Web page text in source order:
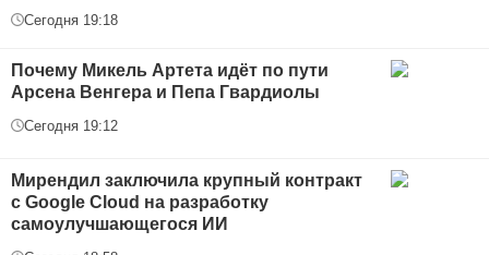
Сегодня 19:18
Почему Микель Артета идёт по пути
Арсена Венгера и Пепа Гвардиолы
Сегодня 19:12
Мирендил заключила крупный контракт
с Google Cloud на разработку
самоулучшающегося ИИ